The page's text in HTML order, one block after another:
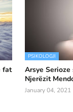
fat
PSIKOLOGJI
Arsye
Njerëzit
January 04, 2021